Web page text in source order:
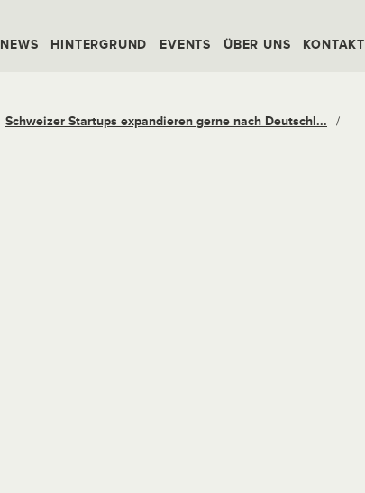
NEWS HINTERGRUND EVENTS ÜBER UNS KONTAKT
Schweizer Startups expandieren gerne nach Deutschl... /